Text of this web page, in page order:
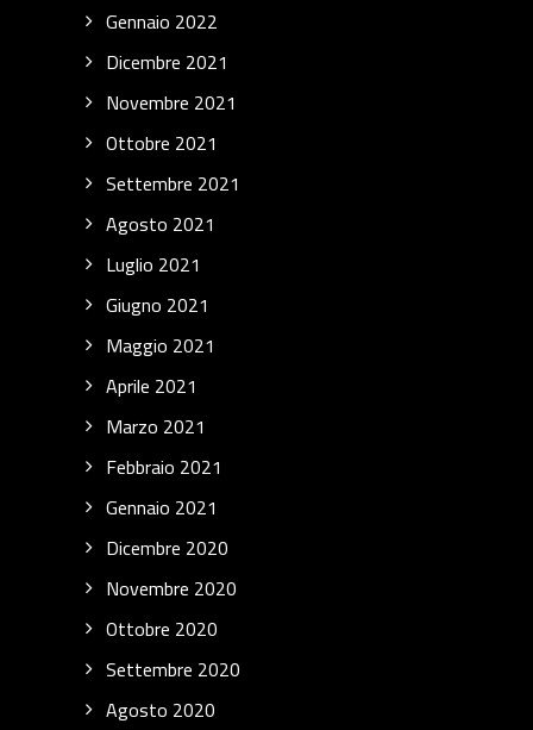
Gennaio 2022
Dicembre 2021
Novembre 2021
Ottobre 2021
Settembre 2021
Agosto 2021
Luglio 2021
Giugno 2021
Maggio 2021
Aprile 2021
Marzo 2021
Febbraio 2021
Gennaio 2021
Dicembre 2020
Novembre 2020
Ottobre 2020
Settembre 2020
Agosto 2020